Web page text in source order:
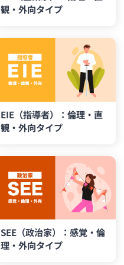
観・外向タイプ
EIE（指導者）：倫理・直
観・外向タイプ
SEE（政治家）：感覚・倫
理・外向タイプ